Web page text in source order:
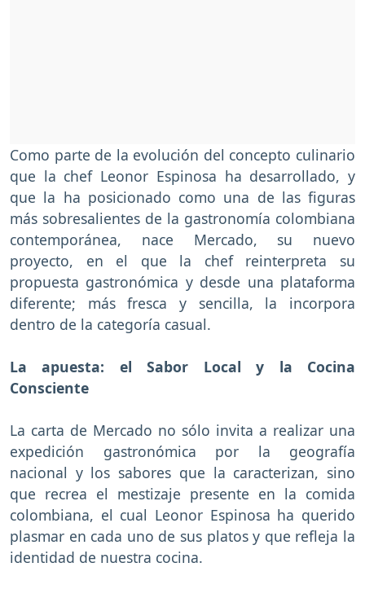
Como parte de la evolución del concepto culinario
que la chef Leonor Espinosa ha desarrollado, y
que la ha posicionado como una de las figuras
más sobresalientes de la gastronomía colombiana
contemporánea, nace Mercado, su nuevo
proyecto, en el que la chef reinterpreta su
propuesta gastronómica y desde una plataforma
diferente; más fresca y sencilla, la incorpora
dentro de la categoría casual.
La apuesta: el Sabor Local y la Cocina
Consciente
La carta de Mercado no sólo invita a realizar una
expedición gastronómica por la geografía
nacional y los sabores que la caracterizan, sino
que recrea el mestizaje presente en la comida
colombiana, el cual Leonor Espinosa ha querido
plasmar en cada uno de sus platos y que refleja la
identidad de nuestra cocina.